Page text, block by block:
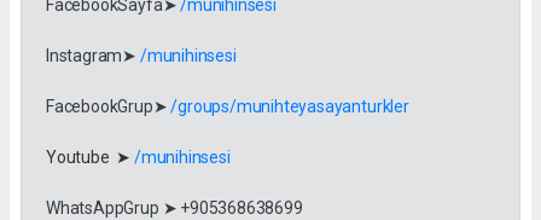
FacebookSayfa➤/munihinsesi
Instagram➤ /munihinsesi
FacebookGrup➤/groups/munihteyasayanturkler
Youtube ➤ /munihinsesi
WhatsAppGrup ➤ +905368638699